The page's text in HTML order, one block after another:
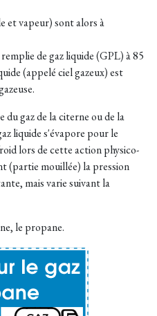
et vapeur) sont alors à
de gaz liquide (GPL) à 85
(appelé ciel gazeux) est
gaz de la citerne ou de la
liquide s'évapore pour le
lors de cette action physico-
(partie mouillée) la pression
mais varie suivant la
le propane.